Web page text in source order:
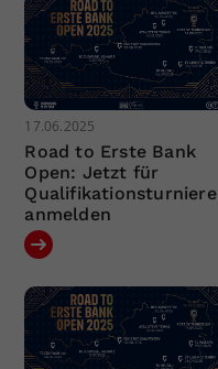
17.06.2025
Road to Erste Bank
Open: Jetzt für
Qualifikationsturniere
anmelden